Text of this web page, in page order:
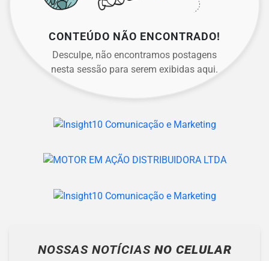
CONTEÚDO NÃO ENCONTRADO!
Desculpe, não encontramos postagens
nesta sessão para serem exibidas aqui.
NOSSAS NOTÍCIAS NO CELULAR